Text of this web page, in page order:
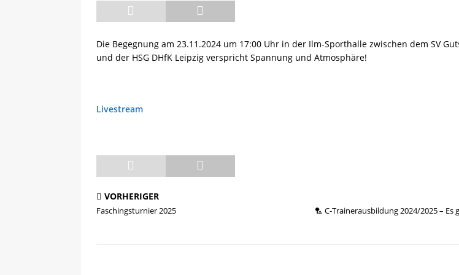
[ 08.05.2025 ]
Die Begegnung am 23.11.2024 um 17:00 Uhr in der Ilm-Sporthalle zwischen dem SV
und der HSG DHfK Leipzig verspricht Spannung und Atmosphäre!
Livestream
VORHERIGER
Faschingsturnier 2025
🏸 C-Trainerausbildung 2024/2025 – Es